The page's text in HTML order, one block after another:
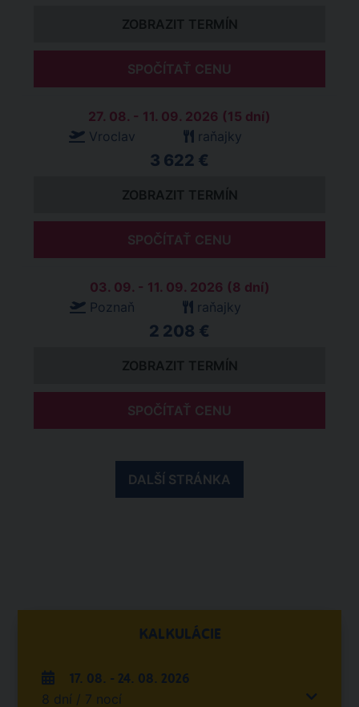
ZOBRAZIT TERMÍN
SPOČÍTAŤ CENU
27. 08. - 11. 09. 2026 (15 dní)
Vroclav
raňajky
3 622 €
ZOBRAZIT TERMÍN
SPOČÍTAŤ CENU
03. 09. - 11. 09. 2026 (8 dní)
Poznaň
raňajky
2 208 €
ZOBRAZIT TERMÍN
SPOČÍTAŤ CENU
DALŠÍ STRÁNKA
KALKULÁCIE
17. 08. - 24. 08. 2026
8 dní / 7 nocí